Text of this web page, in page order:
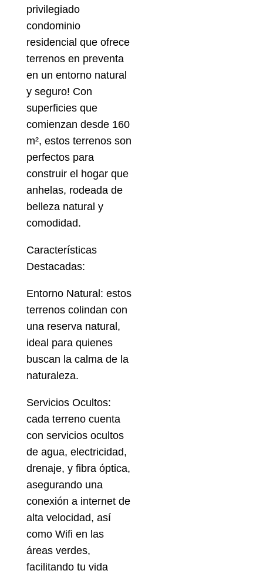
privilegiado
condominio
residencial que ofrece
terrenos en preventa
en un entorno natural
y seguro! Con
superficies que
comienzan desde 160
m², estos terrenos son
perfectos para
construir el hogar que
anhelas, rodeada de
belleza natural y
comodidad.
Características
Destacadas:
Entorno Natural: estos
terrenos colindan con
una reserva natural,
ideal para quienes
buscan la calma de la
naturaleza.
Servicios Ocultos:
cada terreno cuenta
con servicios ocultos
de agua, electricidad,
drenaje, y fibra óptica,
asegurando una
conexión a internet de
alta velocidad, así
como Wifi en las
áreas verdes,
facilitando tu vida